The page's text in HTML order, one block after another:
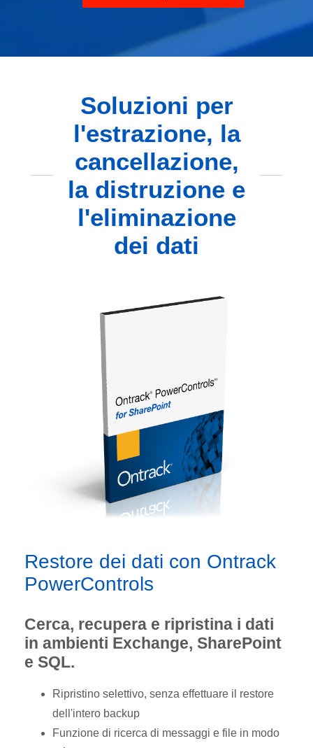
Soluzioni per
l'estrazione, la
cancellazione,
la distruzione e
l'eliminazione
dei dati
Restore dei dati con Ontrack
PowerControls
Cerca, recupera e ripristina i dati
in ambienti Exchange, SharePoint
e SQL.
Ripristino selettivo, senza effettuare il restore
dell'intero backup
Funzione di ricerca di messaggi e file in modo